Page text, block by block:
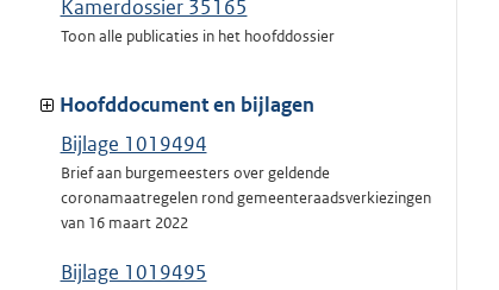
Kamerdossier 35165
Toon alle publicaties in het hoofddossier
Hoofddocument en bijlagen
Bijlage 1019494
Brief aan burgemeesters over geldende
coronamaatregelen rond gemeenteraadsverkiezingen
van 16 maart 2022
Bijlage 1019495